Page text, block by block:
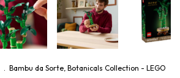
. Bambu da Sorte, Botanicals Collection - LEGO